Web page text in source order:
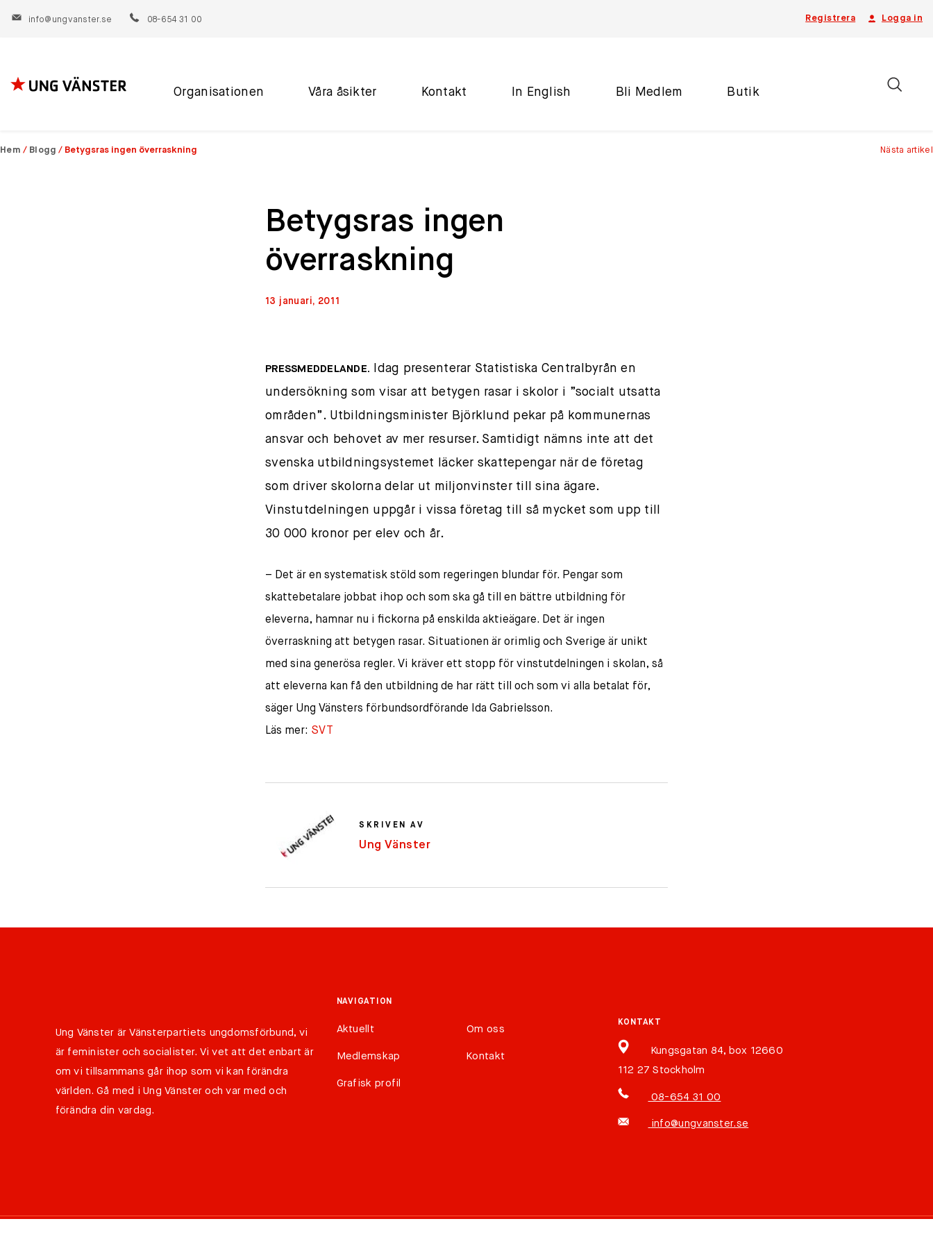
Registrera Logga in
info@ungvanster.se 08-654 31 00
Hoppa
Organisationen Våra åsikter Kontakt In English Bli Medlem Butik
Hem / Blogg / Betygsras ingen överraskning Nästa artikel
Betygsras ingen
överraskning
13 januari, 2011
PRESSMEDDELANDE.
Idag presenterar Statistiska Centralbyrån en
undersökning som visar att betygen rasar i skolor i ”socialt utsatta
områden”. Utbildningsminister Björklund pekar på kommunernas
ansvar och behovet av mer resurser. Samtidigt nämns inte att det
svenska utbildningsystemet läcker skattepengar när de företag
som driver skolorna delar ut miljonvinster till sina ägare.
Vinstutdelningen uppgår i vissa företag till så mycket som upp till
30 000 kronor per elev och år.
– Det är en systematisk stöld som regeringen blundar för. Pengar som
skattebetalare jobbat ihop och som ska gå till en bättre utbildning för
eleverna, hamnar nu i fickorna på enskilda aktieägare. Det är ingen
överraskning att betygen rasar. Situationen är orimlig och Sverige är unikt
med sina generösa regler. Vi kräver ett stopp för vinstutdelningen i skolan, så
att eleverna kan få den utbildning de har rätt till och som vi alla betalat för,
säger Ung Vänsters förbundsordförande Ida Gabrielsson.
Läs mer: SVT
SKRIVEN AV
Ung Vänster
Ung Vänster är Vänsterpartiets ungdomsförbund, vi
är feminister och socialister. Vi vet att det enbart är
om vi tillsammans går ihop som vi kan förändra
världen. Gå med i Ung Vänster och var med och
förändra din vardag.
NAVIGATION
Aktuellt Om oss
Medlemskap Kontakt
Grafisk profil
KONTAKT
Kungsgatan 84, box 12660
112 27 Stockholm
08-654 31 00
info@ungvanster.se